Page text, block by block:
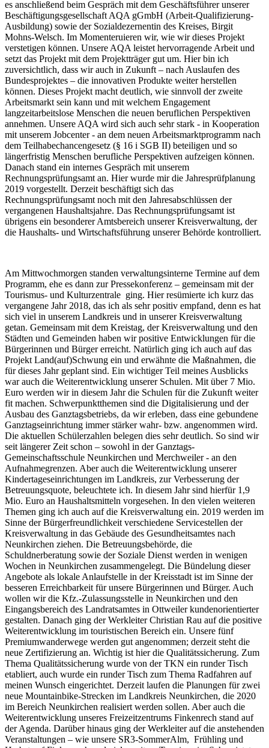
es anschließend beim Gespräch mit dem Geschäftsführer unserer
Beschäftigungsgesellschaft AQA gGmbH (Arbeit-Qualifizierung-
Ausbildung) sowie der Sozialdezernentin des Kreises, Birgit
Mohns-Welsch. Im Momenteruieren wir, wie wir dieses Projekt
verstetigen können. Unsere AQA leistet hervorragende Arbeit und
setzt das Projekt mit dem Projektträger gut um. Hier bin ich
zuversichtlich, dass wir auch in Zukunft – nach Auslaufen des
Bundesprojektes – die innovativen Produkte weiter herstellen
können. Dieses Projekt macht deutlich, wie sinnvoll der zweite
Arbeitsmarkt sein kann und mit welchem Engagement
langzeitarbeitslose Menschen die neuen beruflichen Perspektiven
annehmen. Unsere AQA wird sich auch sehr stark - in Kooperation
mit unserem Jobcenter - an dem neuen Arbeitsmarktprogramm nach
dem Teilhabechancengesetz (§ 16 i SGB II) beteiligen und so
längerfristig Menschen berufliche Perspektiven aufzeigen können.
Danach stand ein internes Gespräch mit unserem
Rechnungsprüfungsamt an. Hier wurde mir die Jahresprüfplanung
2019 vorgestellt. Derzeit beschäftigt sich das
Rechnungsprüfungsamt noch mit den Jahresabschlüssen der
vergangenen Haushaltsjahre. Das Rechnungsprüfungsamt ist
übrigens ein besonderer Amtsbereich unserer Kreisverwaltung, der
die Haushalts- und Wirtschaftsführung unserer Behörde kontrolliert.
Am Mittwochmorgen standen verwaltungsinterne Termine auf dem
Programm, ehe es dann zur Pressekonferenz – gemeinsam mit der
Tourismus- und Kulturzentrale ging. Hier resümierte ich kurz das
vergangene Jahr 2018, das ich als sehr positiv empfand, denn es hat
sich viel in unserem Landkreis und in unserer Kreisverwaltung
getan. Gemeinsam mit dem Kreistag, der Kreisverwaltung und den
Städten und Gemeinden haben wir positive Entwicklungen für die
Bürgerinnen und Bürger erreicht. Natürlich ging ich auch auf das
Projekt Land(auf)Schwung ein und erwähnte die Maßnahmen, die
für dieses Jahr geplant sind. Ein wichtiger Teil meines Ausblicks
war auch die Weiterentwicklung unserer Schulen. Mit über 7 Mio.
Euro werden wir in diesem Jahr die Schulen für die Zukunft weiter
fit machen. Schwerpunktthemen sind die Digitalisierung und der
Ausbau des Ganztagsbetriebs, da wir erleben, dass eine gebundene
Ganztagseinrichtung immer stärker wahr- bzw. angenommen wird.
Die aktuellen Schülerzahlen belegen dies sehr deutlich. So sind wir
seit längerer Zeit schon – sowohl in der Ganztags-
Gemeinschaftsschule Neunkirchen und Merchweiler - an den
Aufnahmegrenzen. Aber auch die Weiterentwicklung unserer
Kindertageseinrichtungen im Landkreis, zur Verbesserung der
Betreuungsquote, beleuchtete ich. In diesem Jahr sind hierfür 1,9
Mio. Euro an Haushaltsmitteln vorgesehen. In den vielen weiteren
Themen ging ich auch auf die Kreisverwaltung ein. 2019 werden im
Sinne der Bürgerfreundlichkeit verschiedene Servicestellen der
Kreisverwaltung in das Gebäude des Gesundheitsamtes nach
Neunkirchen ziehen. Die Betreuungsbehörde, die
Schuldnerberatung sowie der Soziale Dienst werden in wenigen
Wochen in Neunkirchen zusammengelegt. Die Bündelung dieser
Angebote als lokale Anlaufstelle in der Kreisstadt ist im Sinne der
besseren Erreichbarkeit für unsere Bürgerinnen und Bürger. Auch
wollen wir die Kfz.-Zulassungsstelle in Neunkirchen und den
Eingangsbereich des Landratsamtes in Ottweiler kundenorientierter
gestalten. Danach ging der Werkleiter Christian Rau auf die positive
Weiterentwicklung im touristischen Bereich ein. Unsere fünf
Premiumwanderwege werden gut angenommen; derzeit steht die
neue Zertifizierung an. Wichtig ist hier die Qualitätssicherung. Zum
Thema Qualitätssicherung wurde von der TKN ein runder Tisch
etabliert, auch wurde ein runder Tisch zum Thema Radfahren auf
meinen Wunsch eingerichtet. Derzeit laufen die Planungen für zwei
neue Mountainbike-Strecken im Landkreis Neunkirchen, die 2020
im Bereich Neunkirchen realisiert werden sollen. Aber auch die
Weiterentwicklung unseres Freizeitzentrums Finkenrech stand auf
der Agenda. Darüber hinaus ging der Werkleiter auf die anstehenden
Veranstaltungen – wie unsere SR3-SommerAlm, Frühling und